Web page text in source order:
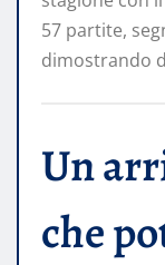
57 partite,
dimostrando
Un
che